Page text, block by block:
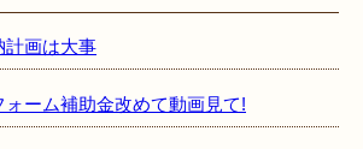
計画は大事
ォーム補助金改めて動画見て!